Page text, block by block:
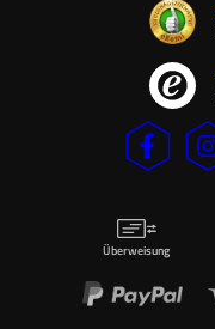
Überweisung